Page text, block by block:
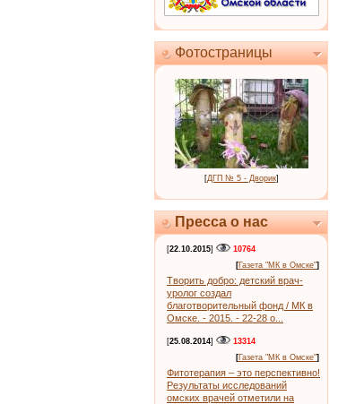
Фотостраницы
[ДГП № 5 - Дворик]
Пресса о нас
[22.10.2015]
10764
[Газета "МК в Омске"]
Творить добро: детский врач-
уролог создал
благотворительный фонд / МК в
Омске. - 2015. - 22-28 о...
[25.08.2014]
13314
[Газета "МК в Омске"]
Фитотерапия – это перспективно!
Результаты исследований
омских врачей отметили на